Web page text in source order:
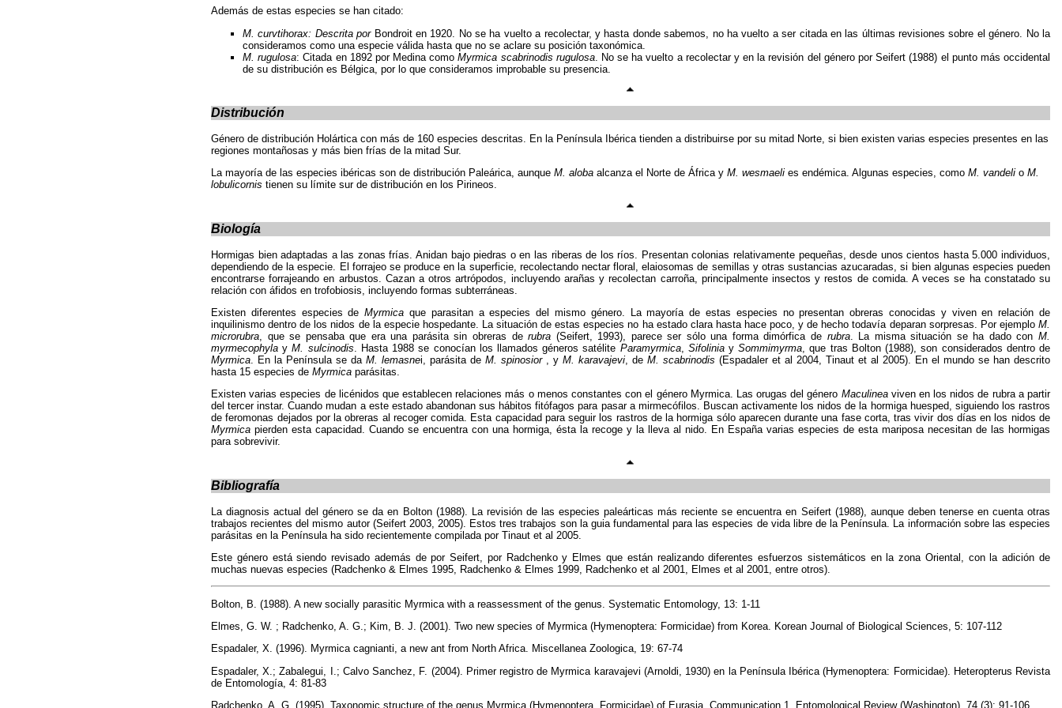
Además de estas especies se han citado:
M. curvtihorax: Descrita por Bondroit en 1920. No se ha vuelto a recolectar, y hasta donde sabemos, no ha vuelto a ser citada en las últimas revisiones sobre el género. No la
consideramos como una especie válida hasta que no se aclare su posición taxonómica.
M. rugulosa: Citada en 1892 por Medina comoMyrmica scabrinodis rugulosa. No se ha vuelto a recolectar y en la revisión del género por Seifert (1988) el punto más occidental
de su distribución es Bélgica, por lo que consideramos improbable su presencia.
Distribución
Género de distribución Holártica con más de 160 especies descritas. En la Península Ibérica tienden a distribuirse por su mitad Norte, si bien existen varias especies presentes en las
regiones montañosas y más bien frías de la mitad Sur.
La mayoría de las especies ibéricas son de distribución Paleárica, aunque M. aloba alcanza el Norte de África y M. wesmaeli es endémica. Algunas especies, como M. vandeli o M.
lobulicornis tienen su límite sur de distribución en los Pirineos.
Biología
Hormigas bien adaptadas a las zonas frías. Anidan bajo piedras o en las riberas de los ríos. Presentan colonias relativamente pequeñas, desde unos cientos hasta 5.000 individuos,
dependiendo de la especie.
El forrajeo se produce en la superficie, recolectando nectar floral, elaiosomas de semillas y otras sustancias azucaradas, si bien algunas especies pueden
encontrarse forrajeando en arbustos. Cazan a otros artrópodos, incluyendo arañas y recolectan carroña, principalmente insectos y restos de comida. A veces se ha constatado su
relación con áfidos en trofobiosis, incluyendo formas subterráneas.
Existen diferentes especies deMyrmica que parasitan a especies del mismo género. La mayoría de estas especies no presentan obreras conocidas y viven en relación de
inquilinismo dentro de los nidos de la especie hospedante. La situación de estas especies no ha estado clara hasta hace poco, y de hecho todavía deparan sorpresas. Por ejemplo M.
microrubra , que se pensaba que era una parásita sin obreras derubra (Seifert, 1993), parece ser sólo una forma dimórfica de rubra. La misma situación se ha dado conM.
myrmecophyla yM. sulcinodis . Hasta 1988 se conocían los llamados géneros satélite Paramyrmica, SifoliniaySommimyrma , que tras Bolton (1988), son considerados dentro de
Myrmica . En la Península se da M. lemasnei, parásita de M. spinosior , y M. karavajevi , de M. scabrinodis (Espadaler et al 2004, Tinaut et al 2005). En el mundo se han descrito
hasta 15 especies de Myrmica parásitas.
Existen varias especies de licénidos que establecen relaciones más o menos constantes con el género Myrmica. Las orugas del género Maculineaviven en los nidos de rubra a partir
del tercer instar. Cuando mudan a este estado abandonan sus hábitos fitófagos para pasar a mirmecófilos. Buscan activamente los nidos de la hormiga huesped, siguiendo los rastros
de feromonas dejados por la obreras al recoger comida. Esta capacidad para seguir los rastros de la hormiga sólo aparecen durante una fase corta, tras vivir dos días en los nidos de
Myrmica pierden esta capacidad. Cuando se encuentra con una hormiga, ésta la recoge y la lleva al nido. En España varias especies de esta mariposa necesitan de las hormigas
para sobrevivir.
Bibliografía
La diagnosis actual del género se da en Bolton (1988). La revisión de las especies paleárticas más reciente se encuentra en Seifert (1988), aunque deben tenerse en cuenta otras
trabajos recientes del mismo autor (Seifert 2003, 2005). Estos tres trabajos son la guia fundamental para las especies de vida libre de la Península. La información sobre las especies
parásitas en la Península ha sido recientemente compilada por Tinaut et al 2005.
Este género está siendo revisado además de por Seifert, por Radchenko y Elmes que están realizando diferentes esfuerzos sistemáticos en la zona Oriental, con la adición de
muchas nuevas especies (Radchenko & Elmes 1995, Radchenko & Elmes 1999, Radchenko et al 2001, Elmes et al 2001, entre otros).
Bolton, B. (1988). A new socially parasitic Myrmica with a reassessment of the genus. Systematic Entomology, 13: 1-11
Elmes, G. W. ; Radchenko, A. G.; Kim, B. J. (2001). Two new species of Myrmica (Hymenoptera: Formicidae) from Korea. Korean Journal of Biological Sciences, 5: 107-112
Espadaler, X. (1996). Myrmica cagnianti, a new ant from North Africa. Miscellanea Zoologica, 19: 67-74
Espadaler, X.; Zabalegui, I.; Calvo Sanchez, F. (2004). Primer registro de Myrmica karavajevi (Arnoldi, 1930) en la Península Ibérica (Hymenoptera: Formicidae). Heteropterus Revista
de Entomología, 4: 81-83
Radchenko, A. G. (1995). Taxonomic structure of the genus Myrmica (Hymenoptera, Formicidae) of Eurasia. Communication 1. Entomological Review (Washington), 74 (3): 91-106